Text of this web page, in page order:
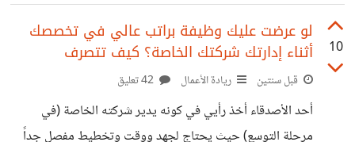
رحلة أو دراسة أو رحلة علمية أو غيره......) ؟
10
لو عرضت عليك وظيفة براتب عالي في تخصصك
أثناء إدارتك شركتك الخاصة؟ كيف تتصرف
قبل سنتين ريادة الأعمال
أحد الأصدقاء أخذ رأيي في كونه يدير شركته الخاصة (في
مرحلة التوسع) حيث يحتاج لجهد ووقت وتخطيط مفصل جداً